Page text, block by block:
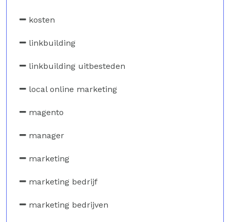
kosten
linkbuilding
linkbuilding uitbesteden
local online marketing
magento
manager
marketing
marketing bedrijf
marketing bedrijven